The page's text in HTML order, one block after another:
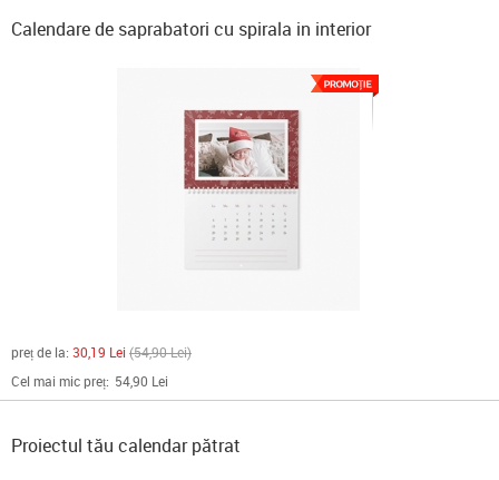
Calendare de saprabatori cu spirala in interior
preț de la: 30,19 Lei 54,90 Lei
Cel mai mic preț: 54,90 Lei
Proiectul tău calendar pătrat